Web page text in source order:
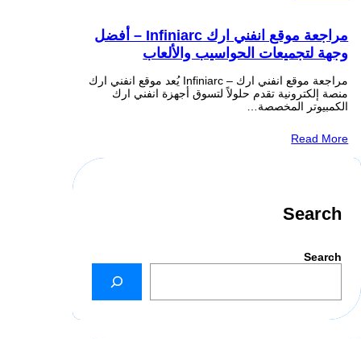
مراجعة موقع انفني ارك Infiniarc – أفضل
وجهة لتجميعات الحواسيب والألعاب
مراجعة موقع انفني ارك – Infiniarc يُعد موقع انفني ارك
منصة إلكترونية تقدم حلولاً لتسوق أجهزة انفني ارك
الكمبيوتر المخصصة…
Read More
Search
Search